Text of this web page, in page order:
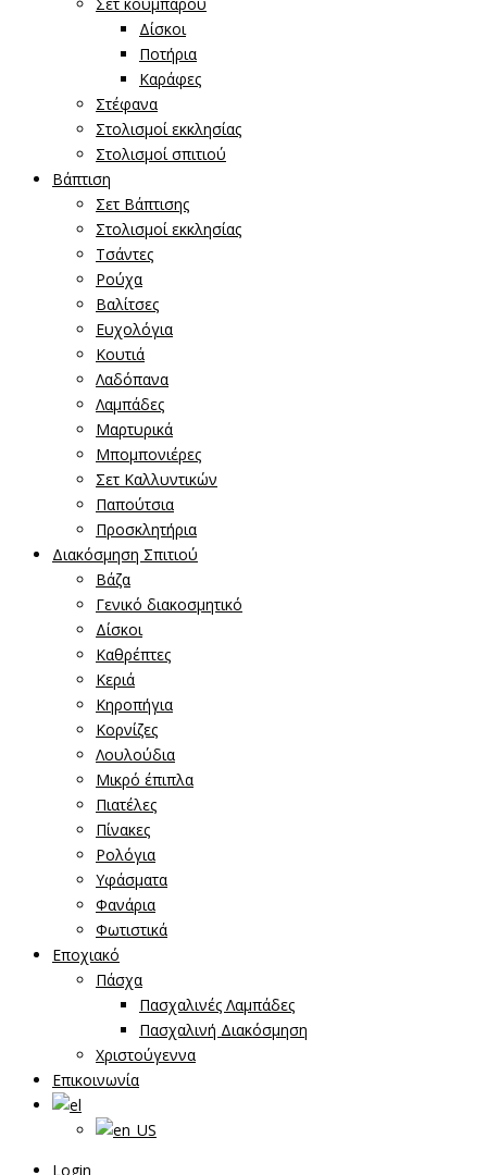
Δίσκοι
Ποτήρια
Καράφες
Στέφανα
Στολισμοί εκκλησίας
Στολισμοί σπιτιού
Βάπτιση
Σετ Βάπτισης
Στολισμοί εκκλησίας
Τσάντες
Ρούχα
Βαλίτσες
Ευχολόγια
Κουτιά
Λαδόπανα
Λαμπάδες
Μαρτυρικά
Μπομπονιέρες
Σετ Καλλυντικών
Παπούτσια
Προσκλητήρια
Διακόσμηση Σπιτιού
Βάζα
Γενικό διακοσμητικό
Δίσκοι
Καθρέπτες
Κεριά
Κηροπήγια
Κορνίζες
Λουλούδια
Μικρό έπιπλα
Πιατέλες
Πίνακες
Ρολόγια
Υφάσματα
Φανάρια
Φωτιστικά
Εποχιακό
Πάσχα
Πασχαλινές Λαμπάδες
Πασχαλινή Διακόσμηση
Χριστούγεννα
Επικοινωνία
Login